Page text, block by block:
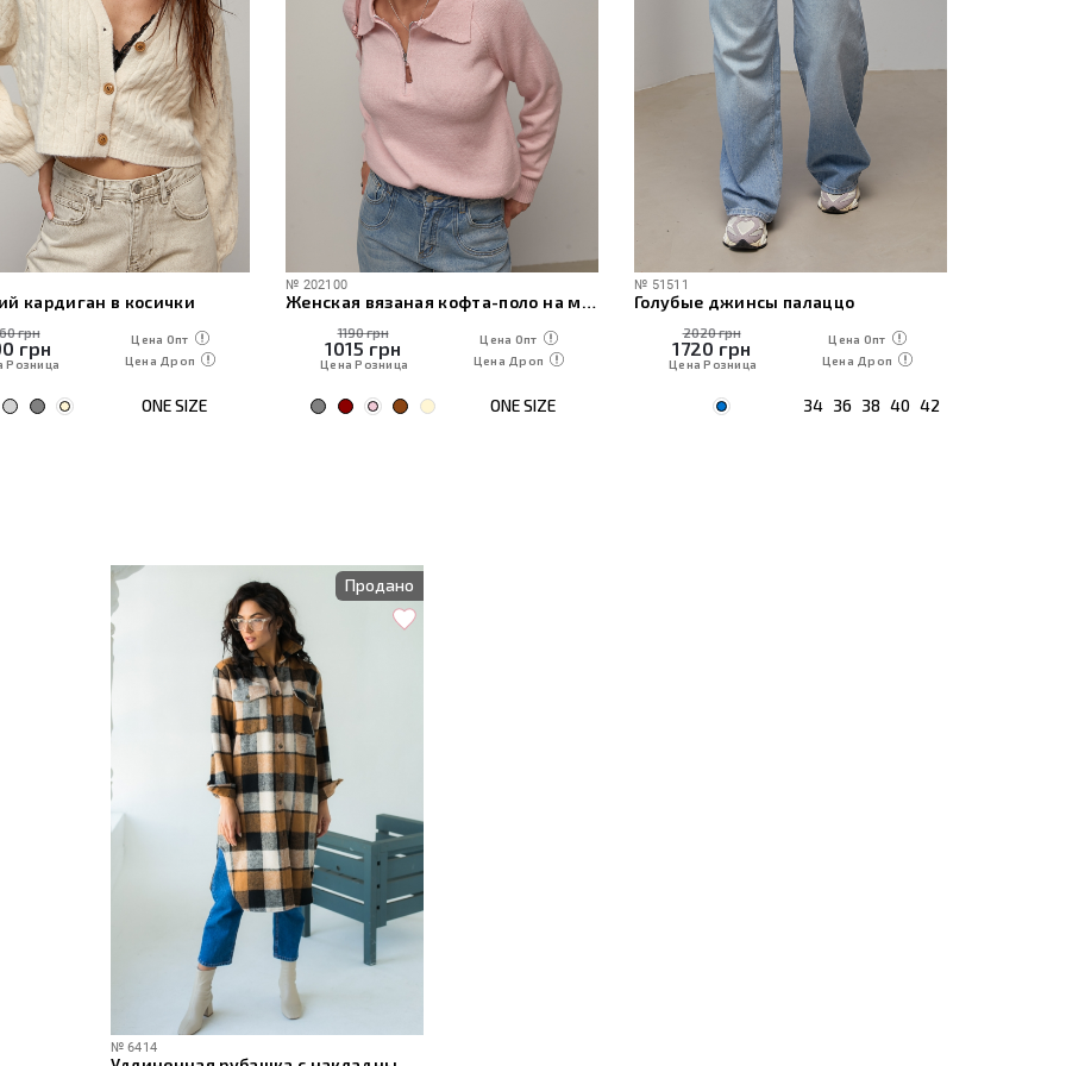
кардиган в косички
грн
грн
Розница
Цена Опт
Цена Дроп
ONE SIZE
№ 202100
Женская вязаная кофта-поло на молнии
1190 грн
1015 грн
Цена Розница
Цена Опт
Цена Дроп
ONE SIZE
№ 51511
Голубые джинсы палаццо
2020 грн
1720 грн
Цена Розница
Цена Опт
Цена Дроп
34 36 38 40 42
Продано
№ 6414